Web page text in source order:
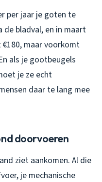
per jaar je goten te
de bladval, en in maart
maar voorkomt
als je gootbeugels
je ze echt
daar te lang mee
doorvoeren
ziet aankomen. Al die
je mechanische